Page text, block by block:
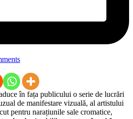
în fața publicului o serie de lucrări
de manifestare vizuală, al artistului
pentru narațiunile sale cromatice,